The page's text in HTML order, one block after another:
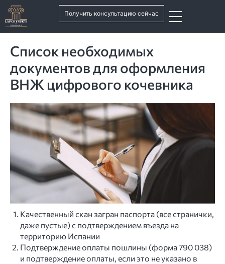
Получить консультацию сейчас
Cписок необходимых
документов для оформления
ВНЖ цифрового кочевника
Качественный скан загран паспорта (все странички,
даже пустые) с подтверждением въезда на
территорию Испании
Подтверждение оплаты пошлины (форма 790 038)
и подтверждение оплаты, если это не указано в